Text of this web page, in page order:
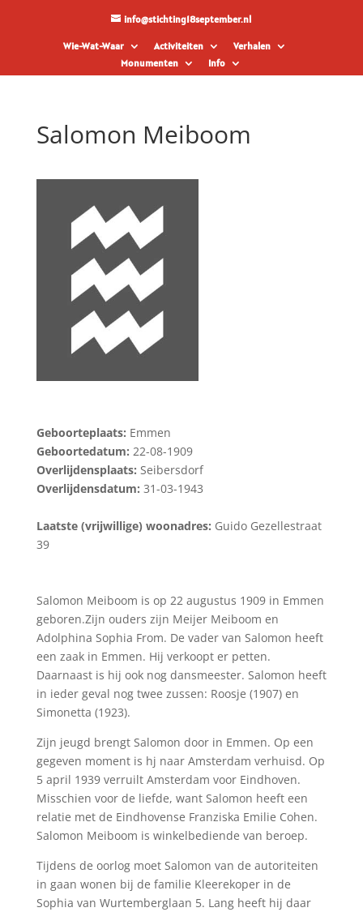
info@stichting18september.nl
Wie-Wat-Waar Activiteiten
Verhalen
Monumenten
Info
Salomon Meiboom
Geboorteplaats: Emmen
Geboortedatum: 22-08-1909
Overlijdensplaats: Seibersdorf
Overlijdensdatum: 31-03-1943
Laatste (vrijwillige) woonadres: Guido Gezellestraat
39
Salomon Meiboom is op 22 augustus 1909 in Emmen
geboren.Zijn ouders zijn Meijer Meiboom en
Adolphina Sophia From. De vader van Salomon heeft
een zaak in Emmen. Hij verkoopt er petten.
Daarnaast is hij ook nog dansmeester. Salomon heeft
in ieder geval nog twee zussen: Roosje (1907) en
Simonetta (1923).
Zijn jeugd brengt Salomon door in Emmen. Op een
gegeven moment is hj naar Amsterdam verhuisd. Op
5 april 1939 verruilt Amsterdam voor Eindhoven.
Misschien voor de liefde, want Salomon heeft een
relatie met de Eindhovense Franziska Emilie Cohen.
Salomon Meiboom is winkelbediende van beroep.
Tijdens de oorlog moet Salomon van de autoriteiten
in gaan wonen bij de familie Kleerekoper in de
Sophia van Wurtemberglaan 5. Lang heeft hij daar